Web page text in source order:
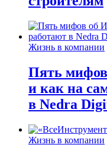
Жизнь в компании
Пять
и как на
в Nedra
Жизнь в компании